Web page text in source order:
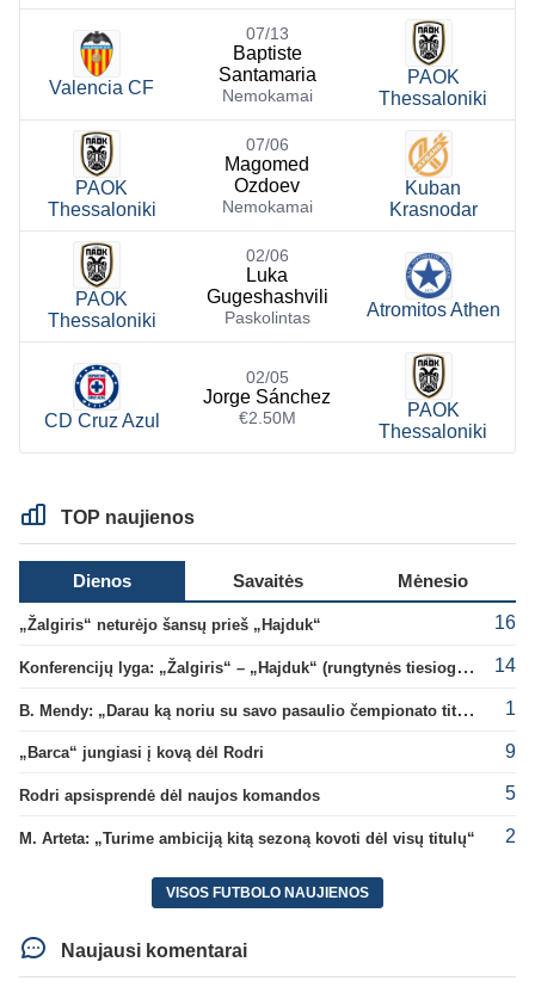
Valencia CF
07/13
Baptiste
Santamaria
Nemokamai
PAOK
Thessaloniki
PAOK
Thessaloniki
07/06
Magomed
Ozdoev
Nemokamai
Kuban
Krasnodar
PAOK
Thessaloniki
02/06
Luka
Gugeshashvili
Paskolintas Atromitos Athen
CD Cruz Azul
02/05
Jorge Sánchez
€2.50M
PAOK
Thessaloniki
TOP naujienos
Dienos Savaitės Mėnesio
„Žalgiris“ neturėjo šansų prieš „Hajduk“ 16
Konferencijų lyga: „Žalgiris“ – „Hajduk“ (rungtynės tiesiogiai) 14
B. Mendy: „Darau ką noriu su savo pasaulio čempionato titulu“ 1
„Barca“ jungiasi į kovą dėl Rodri 9
Rodri apsisprendė dėl naujos komandos 5
M. Arteta: „Turime ambiciją kitą sezoną kovoti dėl visų titulų“ 2
VISOS FUTBOLO NAUJIENOS
Naujausi komentarai